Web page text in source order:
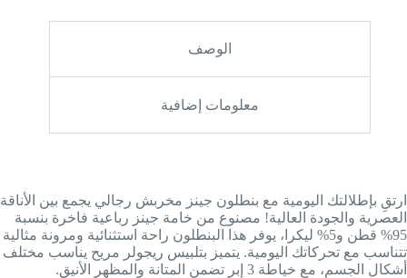
الوصف
معلومات إضافية
ارتقِ بإطلالتك اليومية مع بنطلون جينز مخربش رجالي يجمع بين الأناقة
العصرية والجودة العالية! مصنوع من خامة جينز رباعية فاخرة بنسبة
95% قطن و5% ليكرا، يوفر هذا البنطلون راحة استثنائية ومرونة مثالية
تتناسب مع تحركاتك اليومية. يتميز بتلبيس ريجولر مريح يناسب مختلف
أشكال الجسم، مع خياطة 3 إبر تضمن المتانة والمظهر الأنيق.